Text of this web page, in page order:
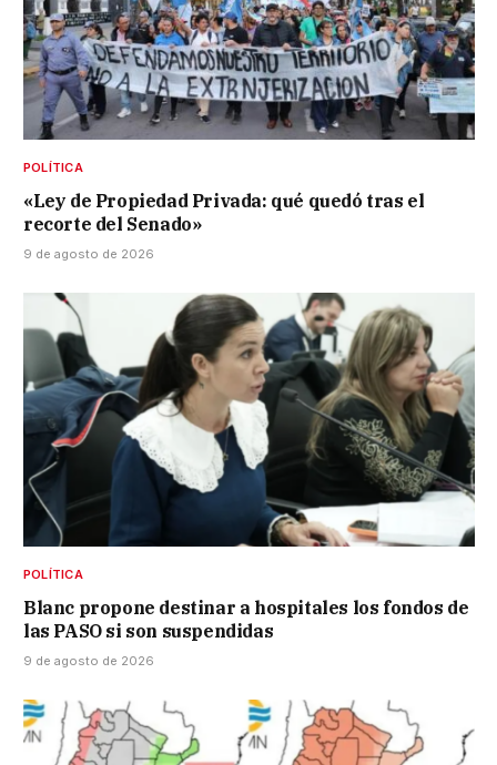
POLÍTICA
«Ley de Propiedad Privada: qué quedó tras el
recorte del Senado»
9 de agosto de 2026
POLÍTICA
Blanc propone destinar a hospitales los fondos de
las PASO si son suspendidas
9 de agosto de 2026